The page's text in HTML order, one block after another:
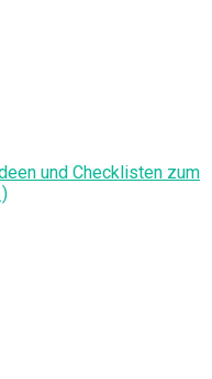
und Checklisten zum